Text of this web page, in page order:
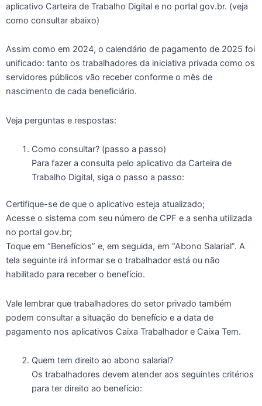
aplicativo Carteira de Trabalho Digital e no portal gov.br. (veja
como consultar abaixo)
Assim como em 2024, o calendário de pagamento de 2025 foi
unificado: tanto os trabalhadores da iniciativa privada como os
servidores públicos vão receber conforme o mês de
nascimento de cada beneficiário.
Veja perguntas e respostas:
Como consultar? (passo a passo)
Para fazer a consulta pelo aplicativo da Carteira de
Trabalho Digital, siga o passo a passo:
Certifique-se de que o aplicativo esteja atualizado;
Acesse o sistema com seu número de CPF e a senha utilizada
no portal gov.br;
Toque em “Benefícios” e, em seguida, em “Abono Salarial”. A
tela seguinte irá informar se o trabalhador está ou não
habilitado para receber o benefício.
Vale lembrar que trabalhadores do setor privado também
podem consultar a situação do benefício e a data de
pagamento nos aplicativos Caixa Trabalhador e Caixa Tem.
Quem tem direito ao abono salarial?
Os trabalhadores devem atender aos seguintes critérios
para ter direito ao benefício: